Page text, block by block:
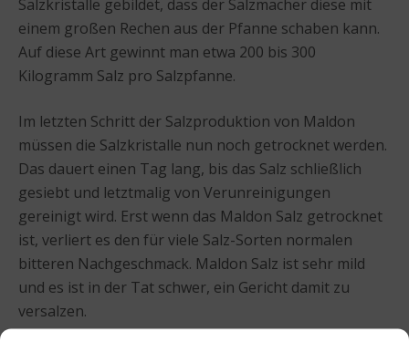
Salzkristalle gebildet, dass der Salzmacher diese mit
einem großen Rechen aus der Pfanne schaben kann.
Auf diese Art gewinnt man etwa 200 bis 300
Kilogramm Salz pro Salzpfanne.
Im letzten Schritt der Salzproduktion von Maldon
müssen die Salzkristalle nun noch getrocknet werden.
Das dauert einen Tag lang, bis das Salz schließlich
gesiebt und letztmalig von Verunreinigungen
gereinigt wird. Erst wenn das Maldon Salz getrocknet
ist, verliert es den für viele Salz-Sorten normalen
bitteren Nachgeschmack. Maldon Salz ist sehr mild
und es ist in der Tat schwer, ein Gericht damit zu
versalzen.